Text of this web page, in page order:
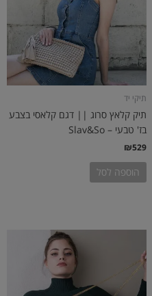
תיקי יד
תיק קלאץ סרוג || דגם קלאסי בצבע
בז' טבעי – Slav&So
₪529
הוספה לסל